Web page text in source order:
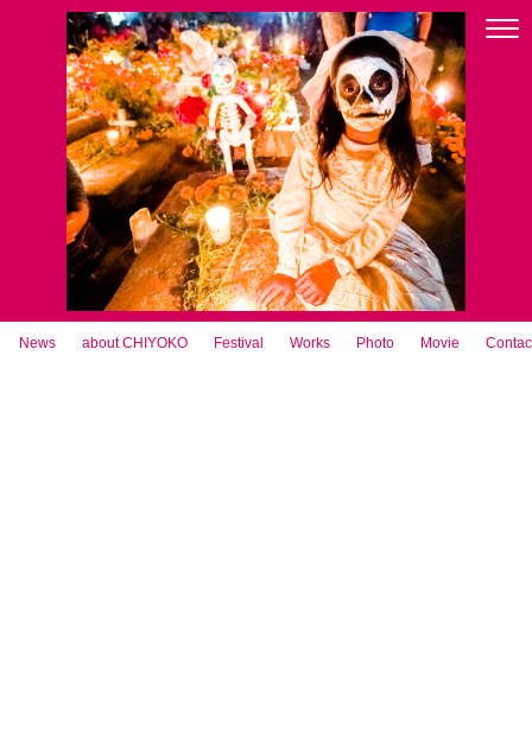
News about CHIYOKO Festival Works Photo Movie